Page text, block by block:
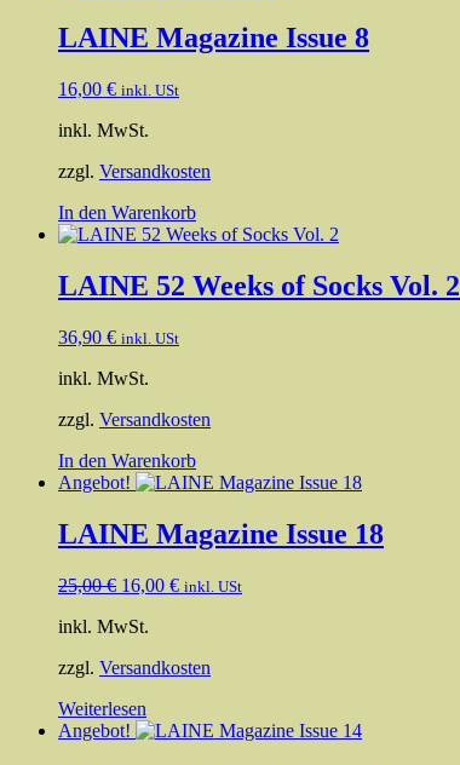
LAINE Magazine Issue 8
16,00 € inkl. USt
inkl. MwSt.
zzgl. Versandkosten
In den Warenkorb
LAINE 52 Weeks of Socks Vol. 2
36,90 € inkl. USt
inkl. MwSt.
zzgl. Versandkosten
In den Warenkorb
Angebot!
LAINE Magazine Issue 18
25,00€ Ursprünglicher
war:
16,00 €Aktueller
inkl. USt
inkl. MwSt.
zzgl. Versandkosten
Weiterlesen
Angebot!